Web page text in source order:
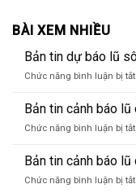
BÀI XEM NHIỀU
Bản tin dự báo lũ
Chức năng bình luận bị tắtở
Bản tin cảnh báo
Chức năng bình luận bị tắtở
Bản tin cảnh báo
Chức năng bình luận bị tắtở